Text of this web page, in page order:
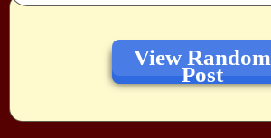
View Random
Post